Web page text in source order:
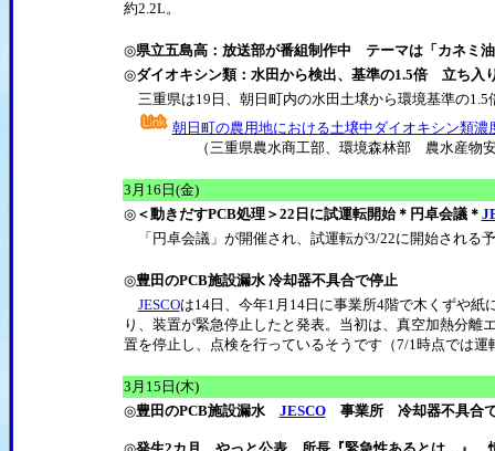
約2.2L。
◎県立五島高：放送部が番組制作中 テーマは「カネ
◎ダイオキシン類：水田から検出、基準の1.5倍 立ち入
三重県は19日、朝日町内の水田土壌から環境基準の
朝日町の農用地における土壌中ダイオキシン類濃
（三重県農水商工部、環境森林部 農水産物安全
3 月16日(金)
◎＜動きだすPCB処理＞22日に試運転開始＊円卓会議＊
「円卓会議」が開催され、試運転が3/22に開始される
◎豊田のPCB施設漏水 冷却器不具合で停止
JESCOは14日、今年1月14日に事業所4階で木くずや紙
り、装置が緊急停止したと発表。当初は、真空加熱分離
置を停止し、点検を行っているそうです（7/1時点では運
3 月15日(木)
◎豊田のPCB施設漏水 JESCO事業所 冷却器不具合で